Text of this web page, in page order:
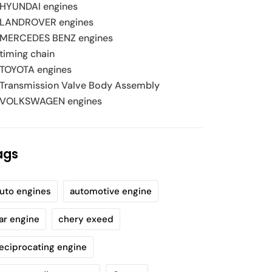
HYUNDAI engines
LANDROVER engines
MERCEDES BENZ engines
timing chain
TOYOTA engines
Transmission Valve Body Assembly
VOLKSWAGEN engines
engines automotive engine
engine chery exeed
engine